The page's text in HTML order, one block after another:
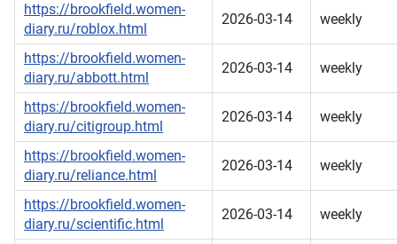
https://brookfield.women-
diary.ru/roblox.html
2026-03-14 weekly
https://brookfield.women-
diary.ru/abbott.html
2026-03-14 weekly
https://brookfield.women-
diary.ru/citigroup.html
2026-03-14 weekly
https://brookfield.women-
diary.ru/reliance.html
2026-03-14 weekly
https://brookfield.women-
diary.ru/scientific.html
2026-03-14 weekly